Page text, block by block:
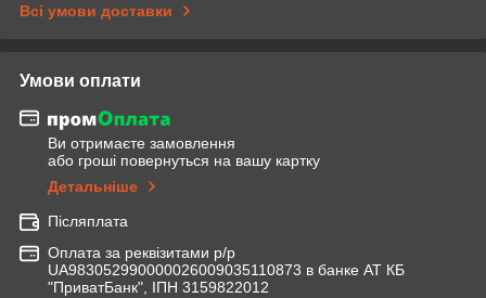
Всі умови доставки
Умови оплати
Ви отримаєте замовлення
або гроші повернуться на вашу картку
Детальніше
Післяплата
Оплата за реквізитами р/р
UA983052990000026009035110873 в банке АТ КБ
"ПриватБанк", ІПН 3159822012